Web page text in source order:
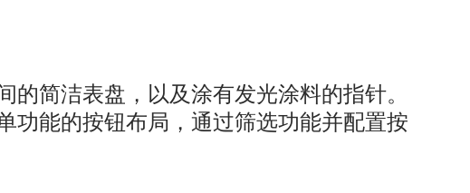
简洁表盘，以及涂有发光涂料的指针。
功能的按钮布局，通过筛选功能并配置按